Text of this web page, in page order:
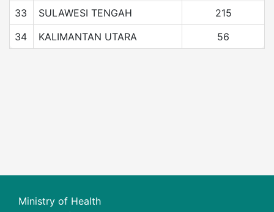
33
SULAWESI TENGAH
215
34
KALIMANTAN UTARA 56
Ministry of Health